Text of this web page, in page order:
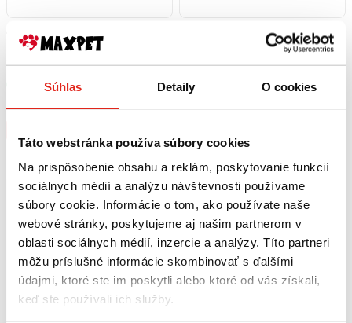
Súhlas Detaily O cookies
Táto webstránka používa súbory cookies
Na prispôsobenie obsahu a reklám, poskytovanie funkcií
sociálnych médií a analýzu návštevnosti používame
súbory cookie. Informácie o tom, ako používate naše
webové stránky, poskytujeme aj našim partnerom v
oblasti sociálnych médií, inzercie a analýzy. Títo partneri
môžu príslušné informácie skombinovať s ďalšími
údajmi, ktoré ste im poskytli alebo ktoré od vás získali,
keď ste používali ich služby.
4,09 €
Pamlsok DUVO+ Biscuit
Stuffed bones 500 gr
Skladom
Piškóty pre psa dog biscuits
120g